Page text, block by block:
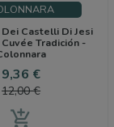
Castelli Di Jesi
Tradición -
Precio
9,36 €Precio
base
12,00 €
add_shopping_cart